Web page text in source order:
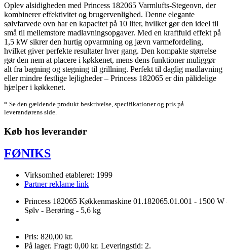
Oplev alsidigheden med Princess 182065 Varmlufts-Stegeovn, der
kombinerer effektivitet og brugervenlighed. Denne elegante
sølvfarvede ovn har en kapacitet på 10 liter, hvilket gør den ideel til
små til mellemstore madlavningsopgaver. Med en kraftfuld effekt på
1,5 kW sikrer den hurtig opvarmning og jævn varmefordeling,
hvilket giver perfekte resultater hver gang. Den kompakte størrelse
gør den nem at placere i køkkenet, mens dens funktioner muliggør
alt fra bagning og stegning til grillning. Perfekt til daglig madlavning
eller mindre festlige lejligheder – Princess 182065 er din pålidelige
hjælper i køkkenet.
* Se den gældende produkt beskrivelse, specifikationer og pris på
leverandørens side.
Køb hos leverandør
FØNIKS
Virksomhed etableret: 1999
Partner reklame link
Princess 182065 Køkkenmaskine 01.182065.01.001 - 1500 W
Sølv - Berøring - 5,6 kg
Pris: 820,00 kr.
På lager. Fragt: 0,00 kr. Leveringstid: 2.